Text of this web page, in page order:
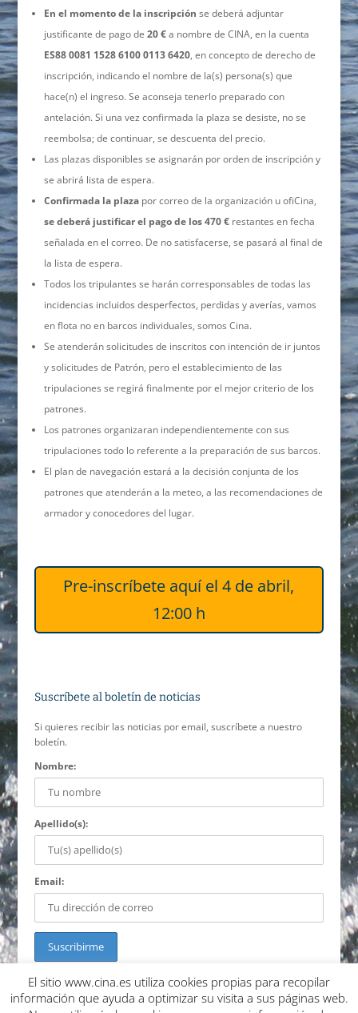
En el momento de la inscripción se deberá adjuntar
justificante de pago de 20 €a nombre de CINA, en la cuenta
ES88 0081 1528 6100 0113 6420, en concepto de derecho de
inscripción, indicando el nombre de la(s) persona(s) que
hace(n) el ingreso. Se aconseja tenerlo preparado con
antelación. Si una vez confirmada la plaza se desiste, no se
reembolsa; de continuar, se descuenta del precio.
Las plazas disponibles se asignarán por orden de inscripción y
se abrirá lista de espera.
Confirmada la plazapor correo de la organización u ofiCina,
se deberá justificar el pago de los 470 € restantes en fecha
señalada en el correo. De no satisfacerse, se pasará al final de
la lista de espera.
Todos los tripulantes se harán corresponsables de todas las
incidencias incluidos desperfectos, perdidas y averías, vamos
en flota no en barcos individuales, somos Cina.
Se atenderán solicitudes de inscritos con intención de ir juntos
y solicitudes de Patrón, pero el establecimiento de las
tripulaciones se regirá finalmente por el mejor criterio de los
patrones.
Los patrones organizaran independientemente con sus
tripulaciones todo lo referente a la preparación de sus barcos.
El plan de navegación estará a la decisión conjunta de los
patrones que atenderán a la meteo, a las recomendaciones de
armador y conocedores del lugar.
Pre-inscríbete aquí el 4 de abril,
12:00 h
Suscríbete al boletín de noticias
Si quieres recibir las noticias por email, suscríbete a nuestro
boletín.
Nombre:
Apellido(s):
Email:
El sitio www.cina.es utiliza cookies propias para recopilar
información que ayuda a optimizar su visita a sus páginas web.